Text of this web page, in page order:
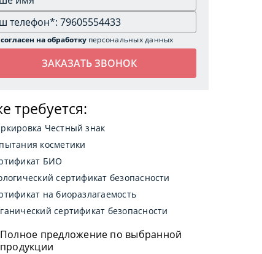
на обработку персональных данных
требуется:
Честный знак
косметики
БИО
сертификат безопасности
на биоразлагаемость
сертификат безопасности
Полное предложение по выбранной
продукции